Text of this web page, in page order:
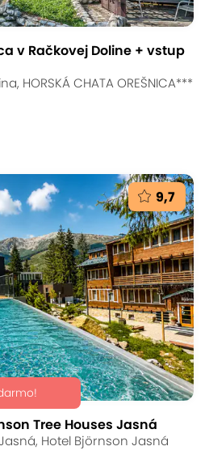
v Račkovej Doline + vstup
HORSKÁ CHATA OREŠNICA***
9,7
Tree Houses Jasná
Hotel Björnson Jasná